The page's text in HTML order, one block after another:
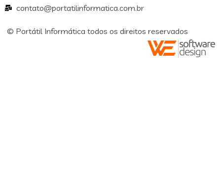
contato@portatilinformatica.com.br
© Portátil Informática todos os direitos reservados